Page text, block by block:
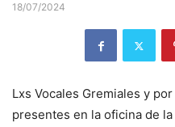
18/07/2024
Lxs Vocales Gremiales y
presentes en la oficina de